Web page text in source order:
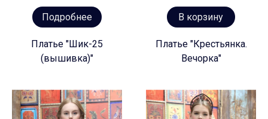
Подробнее
Платье "Шик-25
(вышивка)"
В корзину
Платье "Крестьянка.
Вечорка"